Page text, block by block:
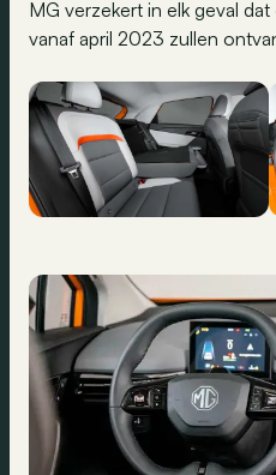
MG verzekert in elk geval
vanaf april 2023 zullen